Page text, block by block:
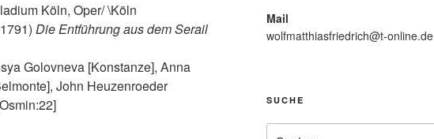
Köln, Oper/ \Köln
Die Entführung aus dem Serail
Golovneva [Konstanze], Anna
John Heuzenroeder
Mail
wolfmatthiasfriedrich@t-online.de
SUCHE